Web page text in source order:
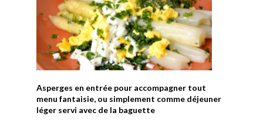
Asperges en entrée pour accompagner tout
menu fantaisie, ou simplement comme déjeuner
léger servi avec de la baguette